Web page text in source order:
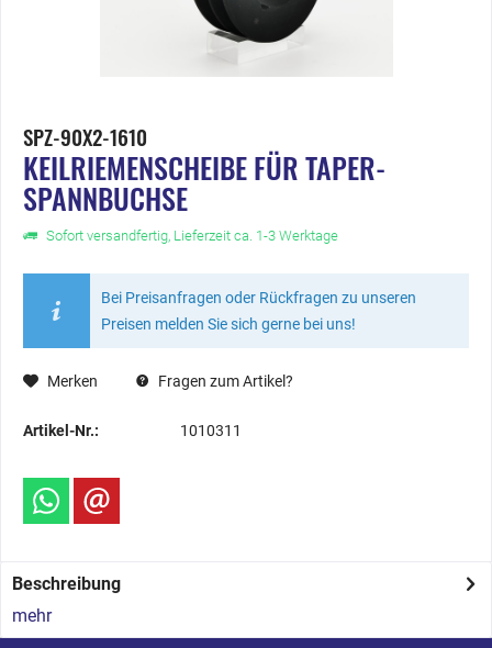
SPZ-90X2-1610
KEILRIEMENSCHEIBE FÜR TAPER-
SPANNBUCHSE
Sofort versandfertig, Lieferzeit ca. 1-3 Werktage
Bei Preisanfragen oder Rückfragen zu unseren
Preisen melden Sie sich gerne bei uns!
Merken Fragen zum Artikel?
Artikel-Nr.: 1010311
Beschreibung
mehr